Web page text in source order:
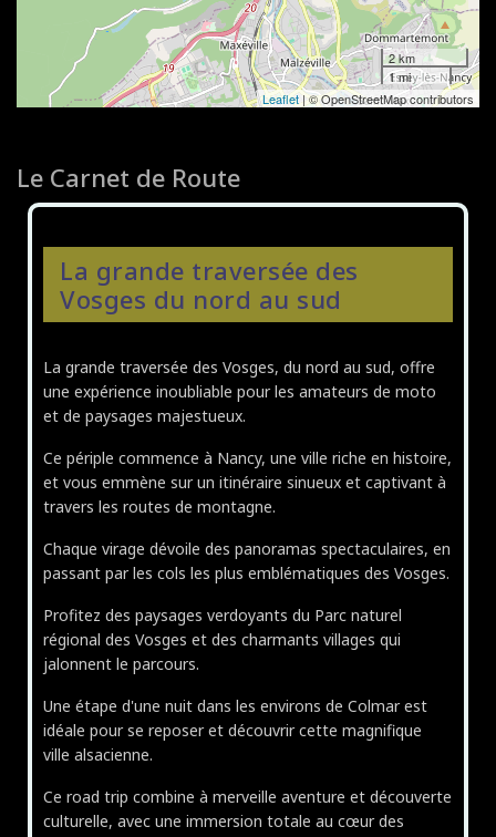
PERCE NEIGE
Gîtes
LA BRESSE (88250)
Voir sur la carte
Fiche complète
BALVEURCHE
Xonrupt-Longemer (88400)
Voir sur la carte
Fiche complète
NATURE COTTAGE VOSGES
spa privatif
ANOULD (88650)
Voir sur la carte
2 km
1 mi
Leaflet| © OpenStreetMap contributors
Le Carnet de Route
La grande traversée des
Vosges du nord au sud
La grande traversée des Vosges, du nord au sud, offre
une expérience inoubliable pour les amateurs de moto
et de paysages majestueux.
Ce périple commence à Nancy, une ville riche en histoire,
et vous emmène sur un itinéraire sinueux et captivant à
travers les routes de montagne.
Chaque virage dévoile des panoramas spectaculaires, en
passant par les cols les plus emblématiques des Vosges.
Profitez des paysages verdoyants du Parc naturel
régional des Vosges et des charmants villages qui
jalonnent le parcours.
Une étape d'une nuit dans les environs de Colmar est
idéale pour se reposer et découvrir cette magnifique
ville alsacienne.
Ce road trip combine à merveille aventure et découverte
culturelle, avec une immersion totale au cœur des